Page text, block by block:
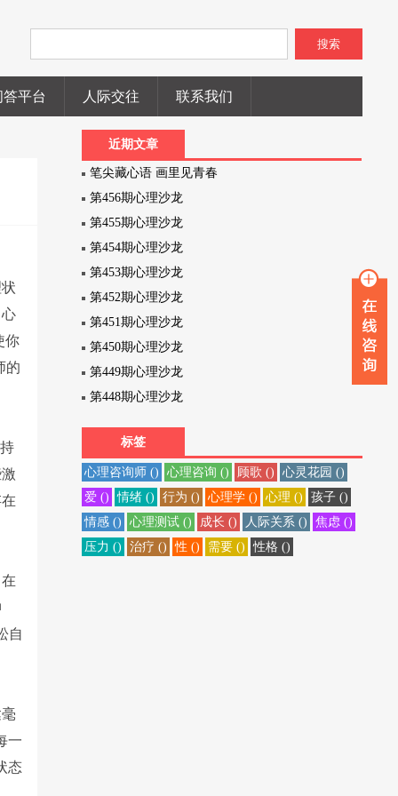
搜索
答平台 人际交往 联系我们
你
的
自
一
态
近期文章
笔尖藏心语 画里见青春
第456期心理沙龙
第455期心理沙龙
第454期心理沙龙
第453期心理沙龙
第452期心理沙龙
第451期心理沙龙
第450期心理沙龙
第449期心理沙龙
第448期心理沙龙
标签
心理咨询师 () 心理咨询 () 顾歌 ()
心灵花园 ()
爱 ()
情绪 () 行为 () 心理学 () 心理 ()
孩子 ()
情感 ()
心理测试 () 成长 () 人际关系 ()
焦虑 ()
压力 ()
治疗 () 性 () 需要 () 性格 ()